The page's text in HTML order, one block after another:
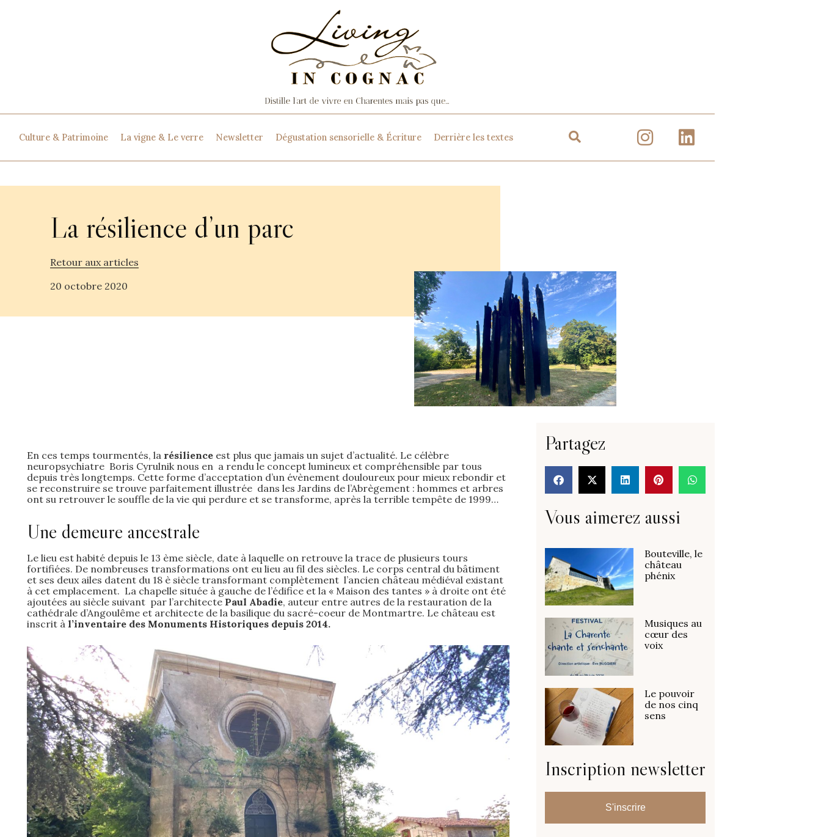
Culture & Patrimoine La vigne & Le verre Newsletter Dégustation sensorielle & Écriture Derrière les textes
La résilience d’un parc
Retour aux articles
20 octobre 2020
En ces temps tourmentés, la résilienceest plus que jamais un sujet d’actualité. Le célèbre
neuropsychiatre Boris Cyrulnik nous en a rendu le concept lumineux et compréhensible par tous
depuis très longtemps. Cette forme d’acceptation d’un évènement douloureux pour mieux rebondir et
se reconstruire se trouve parfaitement illustrée dans les Jardins de l’Abrègement : hommes et arbres
ont su retrouver le souffle de la vie qui perdure et se transforme, après la terrible tempête de 1999…
Une demeure ancestrale
Le lieu est habité depuis le 13 ème siècle, date à laquelle on retrouve la trace de plusieurs tours
fortifiées. De nombreuses transformations ont eu lieu au fil des siècles. Le corps central du bâtiment
et ses deux ailes datent du 18 è siècle transformant complètement l’ancien château médiéval existant
à cet emplacement. La chapelle située à gauche de l’édifice et la « Maison des tantes » à droite ont été
ajoutées au siècle suivant par l’architecte Paul Abadie, auteur entre autres de la restauration de la
cathédrale d’Angoulême et architecte de la basilique du sacré-coeur de Montmartre. Le château est
inscrit à l’inventaire des Monuments Historiques depuis 2014.
Partagez
Vous aimerez aussi
Bouteville, le
château
phénix
Musiques au
cœur des
voix
Le pouvoir
de nos cinq
sens
Inscription newsletter
S'inscrire